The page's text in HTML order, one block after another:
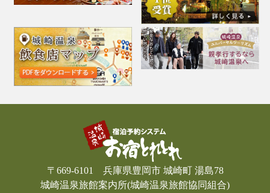
〒669-6101 兵庫県豊岡市 城崎町 湯島78
城崎温泉旅館案内所(城崎温泉旅館協同組合)